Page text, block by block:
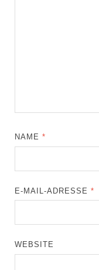
NAME*
E-MAIL-ADRESSE*
WEBSITE